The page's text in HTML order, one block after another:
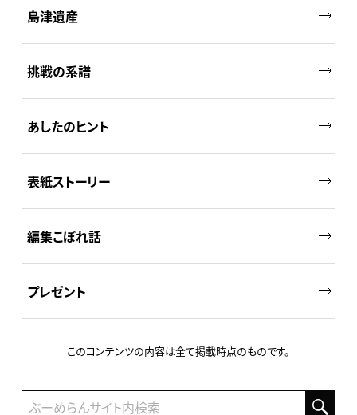
島津遺産
挑戦の系譜
あしたのヒント
表紙ストーリー
編集こぼれ話
プレゼント
このコンテンツの内容は全て掲載時点のものです。